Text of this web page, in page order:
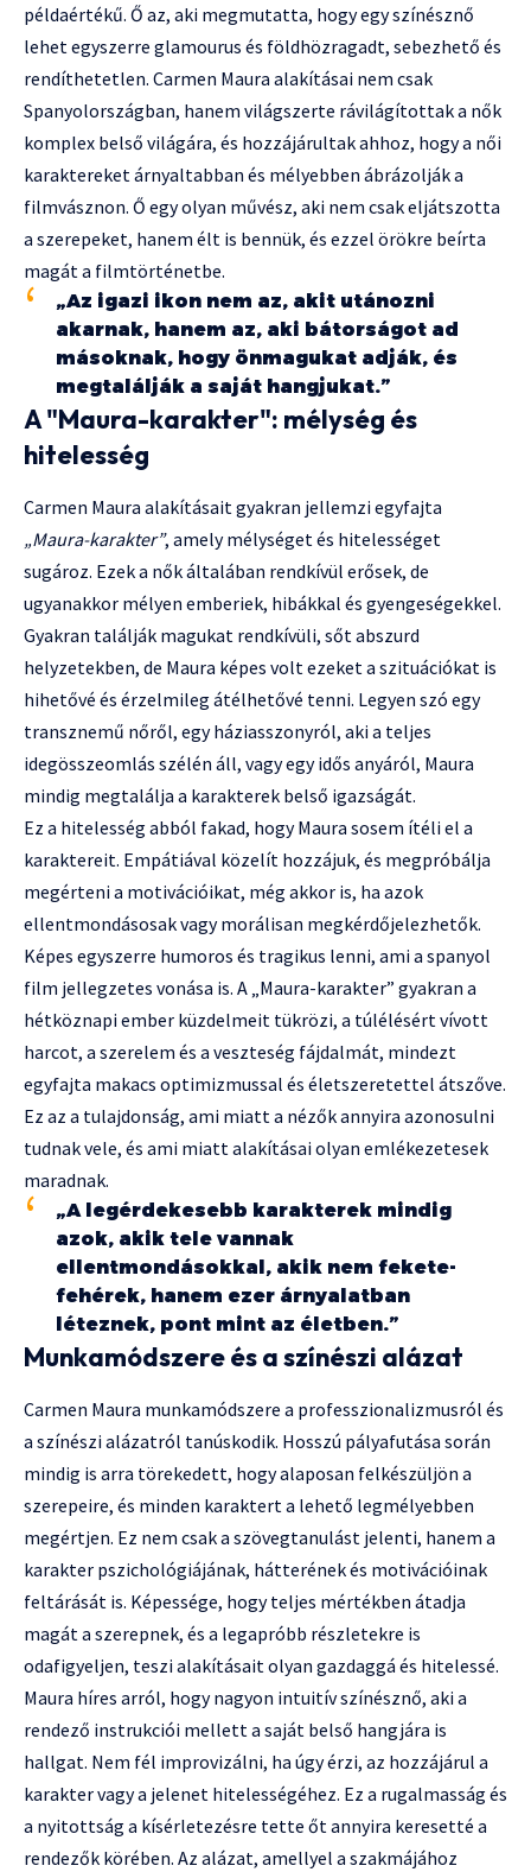
példaértékű. Ő az, aki megmutatta, hogy egy színésznő
lehet egyszerre glamourus és földhözragadt, sebezhető és
rendíthetetlen. Carmen Maura alakításai nem csak
Spanyolországban, hanem világszerte rávilágítottak a nők
komplex belső világára, és hozzájárultak ahhoz, hogy a női
karaktereket árnyaltabban és mélyebben ábrázolják a
filmvásznon. Ő egy olyan művész, aki nem csak eljátszotta
a szerepeket, hanem élt is bennük, és ezzel örökre beírta
magát a filmtörténetbe.
„Az igazi ikon nem az, akit utánozni
akarnak, hanem az, aki bátorságot ad
másoknak, hogy önmagukat adják, és
megtalálják a saját hangjukat.”
A "Maura-karakter": mélység és
hitelesség
Carmen Maura alakításait gyakran jellemzi egyfajta
„Maura-karakter”, amely mélységet és hitelességet
sugároz. Ezek a nők általában rendkívül erősek, de
ugyanakkor mélyen emberiek, hibákkal és gyengeségekkel.
Gyakran találják magukat rendkívüli, sőt abszurd
helyzetekben, de Maura képes volt ezeket a szituációkat is
hihetővé és érzelmileg átélhetővé tenni. Legyen szó egy
transznemű nőről, egy háziasszonyról, aki a teljes
idegösszeomlás szélén áll, vagy egy idős anyáról, Maura
mindig megtalálja a karakterek belső igazságát.
Ez a hitelesség abból fakad, hogy Maura sosem ítéli el a
karaktereit. Empátiával közelít hozzájuk, és megpróbálja
megérteni a motivációikat, még akkor is, ha azok
ellentmondásosak vagy morálisan megkérdőjelezhetők.
Képes egyszerre humoros és tragikus lenni, ami a spanyol
film jellegzetes vonása is. A „Maura-karakter” gyakran a
hétköznapi ember küzdelmeit tükrözi, a túlélésért vívott
harcot, a szerelem és a veszteség fájdalmát, mindezt
egyfajta makacs optimizmussal és életszeretettel átszőve.
Ez az a tulajdonság, ami miatt a nézők annyira azonosulni
tudnak vele, és ami miatt alakításai olyan emlékezetesek
maradnak.
„A legérdekesebb karakterek mindig
azok, akik tele vannak
ellentmondásokkal, akik nem fekete-
fehérek, hanem ezer árnyalatban
léteznek, pont mint az életben.”
Munkamódszere és a színészi alázat
Carmen Maura munkamódszere a professzionalizmusról és
a színészi alázatról tanúskodik. Hosszú pályafutása során
mindig is arra törekedett, hogy alaposan felkészüljön a
szerepeire, és minden karaktert a lehető legmélyebben
megértjen. Ez nem csak a szövegtanulást jelenti, hanem a
karakter pszichológiájának, hátterének és motivációinak
feltárását is. Képessége, hogy teljes mértékben átadja
magát a szerepnek, és a legapróbb részletekre is
odafigyeljen, teszi alakításait olyan gazdaggá és hitelessé.
Maura híres arról, hogy nagyon intuitív színésznő, aki a
rendező instrukciói mellett a saját belső hangjára is
hallgat. Nem fél improvizálni, ha úgy érzi, az hozzájárul a
karakter vagy a jelenet hitelességéhez. Ez a rugalmasság és
a nyitottság a kísérletezésre tette őt annyira keresetté a
rendezők körében. Az alázat, amellyel a szakmájához